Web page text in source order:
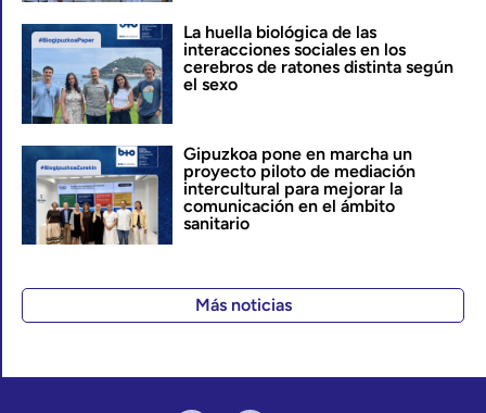
La huella biológica de las
interacciones sociales en los
cerebros de ratones distinta según
el sexo
Gipuzkoa pone en marcha un
proyecto piloto de mediación
intercultural para mejorar la
comunicación en el ámbito
sanitario
Más noticias